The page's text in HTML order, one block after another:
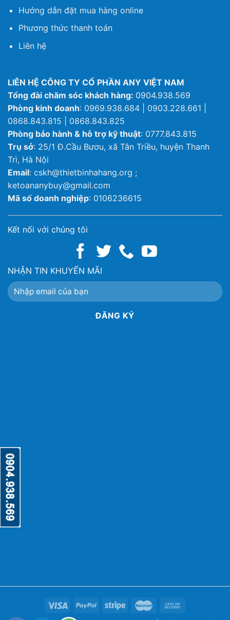
Hướng dẫn đặt mua hàng online
Phương thức thanh toán
Liên hệ
LIÊN HỆ CÔNG TY CỔ PHẦN ANY VIỆT NAM
Tổng đài chăm sóc khách hàng: 0904.938.569
Phòng kinh doanh: 0969.938.684 | 0903.228.661 |
0868.843.815 | 0868.843.825
Phòng bảo hành & hỗ trợ kỹ thuật: 0777.843.815
Trụ sở: 25/1 Đ.Cầu Bươu, xã Tân Triều, huyện Thanh
Trì, Hà Nội
Email: cskh@thietbinhahang.org ;
ketoananybuy@gmail.com
Mã số doanh nghiệp: 0106236615
Kết nối với chúng tôi
NHẬN TIN KHUYẾN MÃI